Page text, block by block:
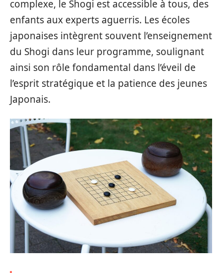
complexe, le Shogi est accessible à tous, des
enfants aux experts aguerris. Les écoles
japonaises intègrent souvent l’enseignement
du Shogi dans leur programme, soulignant
ainsi son rôle fondamental dans l’éveil de
l’esprit stratégique et la patience des jeunes
Japonais.